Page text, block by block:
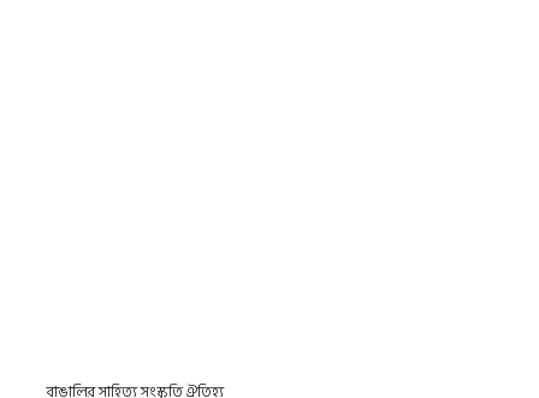
বাঙালির সাহিত্য সংস্কৃতি ঐতিহ্য